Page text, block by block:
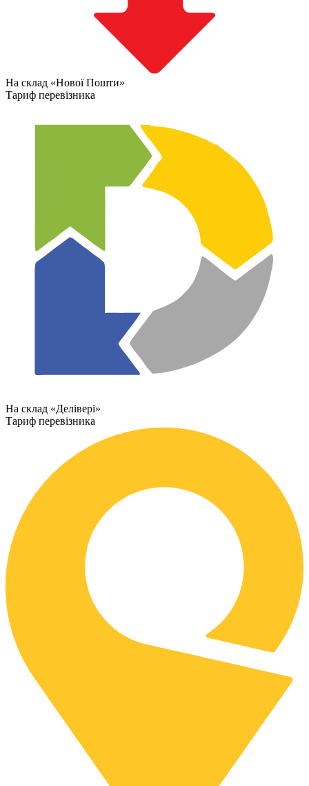
На склад «Нової Пошти»
Тариф перевізника
На склад «Делівері»
Тариф перевізника